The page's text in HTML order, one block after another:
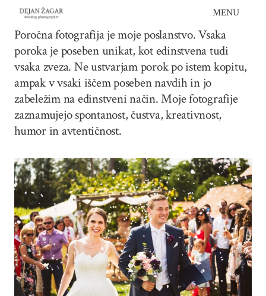
Skip
content
MENU
Poročna fotografija je moje poslanstvo. Vsaka
poroka je poseben unikat, kot edinstvena tudi
vsaka zveza. Ne ustvarjam porok po istem kopitu,
ampak v vsaki iščem poseben navdih in jo
zabeležim na edinstveni način. Moje fotografije
zaznamujejo spontanost, čustva, kreativnost,
humor in avtentičnost.